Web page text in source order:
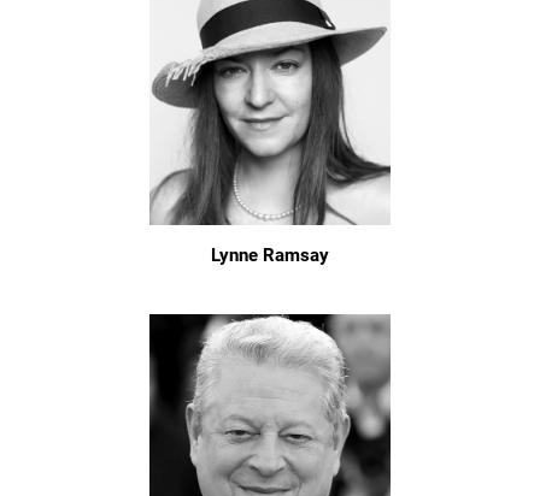
Lynne Ramsay